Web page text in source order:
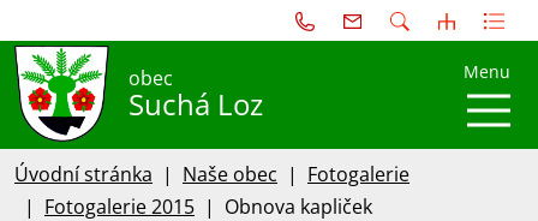
obec
Suchá Loz
Menu
Úvodní stránka Naše obec
Fotogalerie
Fotogalerie 2015
Obnova kapliček